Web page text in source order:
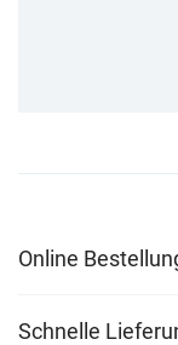
Online
Schnelle